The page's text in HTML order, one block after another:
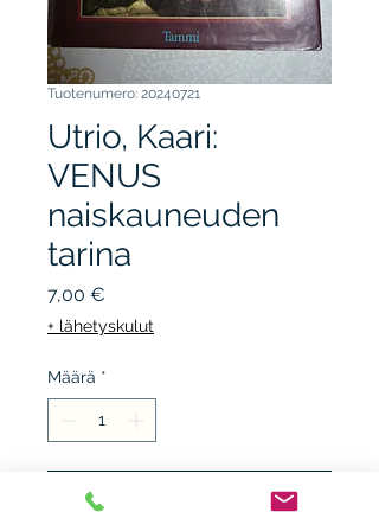
Tuotenumero: 20240721
Utrio, Kaari:
VENUS
naiskauneuden
tarina
7,00 €
+ lähetyskulut
Määrä *
Lisää ostoskärryyn